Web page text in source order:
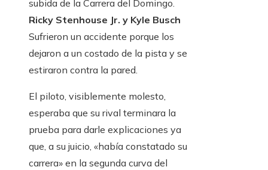
subida de la Carrera del Domingo.
Ricky Stenhouse Jr. y Kyle Busch
Sufrieron un accidente porque los
dejaron a un costado de la pista y se
estiraron contra la pared.
El piloto, visiblemente molesto,
esperaba que su rival terminara la
prueba para darle explicaciones ya
que, a su juicio, «había constatado su
carrera» en la segunda curva del